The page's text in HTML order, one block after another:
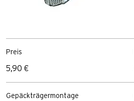
Preis
5,90 €
Gepäckträgermontage